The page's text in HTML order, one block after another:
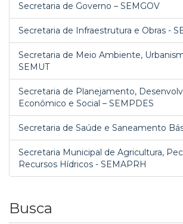
Secretaria de Governo – SEMGOV
Secretaria de Infraestrutura e Obras -
Secretaria de Meio Ambiente,
SEMUT
Secretaria de Planejamento,
Econômico e Social – SEMPDES
Secretaria de Saúde e Saneamento
Secretaria Municipal de Agricultura,
Recursos Hídricos - SEMAPRH
Busca